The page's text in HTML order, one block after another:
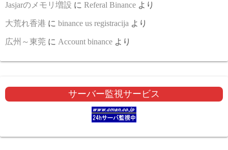
Jasjarのメモリ増設 に Referal Binance より
大荒れ香港 に binance us registracija より
広州～東莞 に Account binance より
サーバー監視サービス